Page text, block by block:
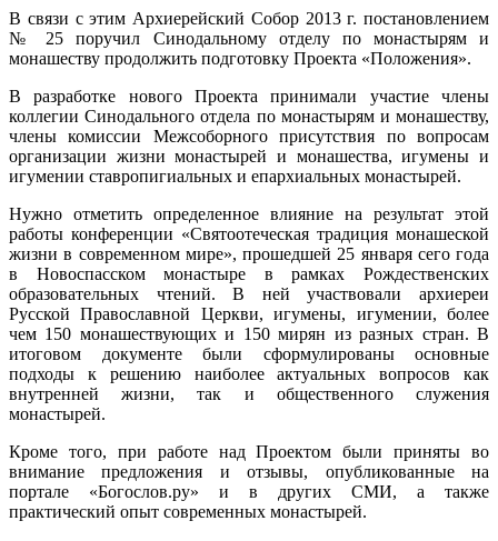
В связи с этим Архиерейский Собор 2013 г. постановлением
№ 25 поручил Синодальному отделу по монастырям и
монашеству продолжить подготовку Проекта «Положения».
В разработке нового Проекта принимали участие члены
коллегии Синодального отдела по монастырям и монашеству,
члены комиссии Межсоборного присутствия по вопросам
организации жизни монастырей и монашества, игумены и
игумении ставропигиальных и епархиальных монастырей.
Нужно отметить определенное влияние на результат этой
работы конференции «Святоотеческая традиция монашеской
жизни в современном мире», прошедшей 25 января сего года
в Новоспасском монастыре в рамках Рождественских
образовательных чтений. В ней участвовали архиереи
Русской Православной Церкви, игумены, игумении, более
чем 150 монашествующих и 150 мирян из разных стран. В
итоговом документе были сформулированы основные
подходы к решению наиболее актуальных вопросов как
внутренней жизни, так и общественного служения
монастырей.
Кроме того, при работе над Проектом были приняты во
внимание предложения и отзывы, опубликованные на
портале «Богослов.ру» и в других СМИ, а также
практический опыт современных монастырей.